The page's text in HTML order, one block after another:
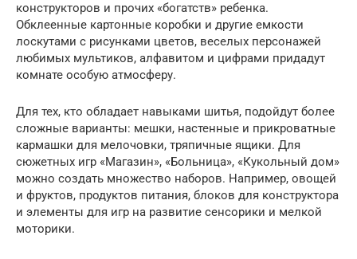
конструкторов и прочих «богатств» ребенка.
Обклеенные картонные коробки и другие емкости
лоскутами с рисунками цветов, веселых персонажей
любимых мультиков, алфавитом и цифрами придадут
комнате особую атмосферу.
Для тех, кто обладает навыками шитья, подойдут более
сложные варианты: мешки, настенные и прикроватные
кармашки для мелочовки, тряпичные ящики. Для
сюжетных игр «Магазин», «Больница», «Кукольный дом»
можно создать множество наборов. Например, овощей
и фруктов, продуктов питания, блоков для конструктора
и элементы для игр на развитие сенсорики и мелкой
моторики.